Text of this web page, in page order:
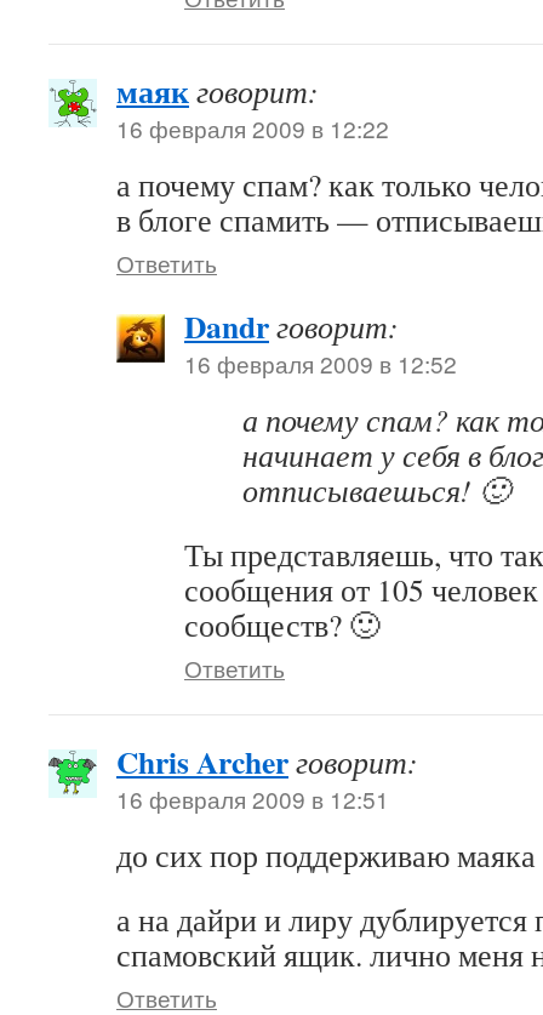
маякговорит:
16 февраля 2009 в 12:22
а почему спам? как только
в блоге спамить —
Ответить
Dandrговорит:
16 февраля 2009 в 12:52
а почему спам? как
начинает у себя в
отписываешься! 🙂
Ты представляешь, что
сообщения от 105
сообществ? 🙂
Ответить
Chris Archerговорит:
16 февраля 2009 в 12:51
до сих пор поддерживаю маяка
а на дайри и лиру
спамовский ящик. лично меня
Ответить